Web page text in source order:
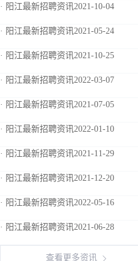
· 阳江最新招聘资讯2021-10-04
· 阳江最新招聘资讯2021-05-24
· 阳江最新招聘资讯2021-10-25
· 阳江最新招聘资讯2022-03-07
· 阳江最新招聘资讯2021-07-05
· 阳江最新招聘资讯2022-01-10
· 阳江最新招聘资讯2021-11-29
· 阳江最新招聘资讯2021-12-20
· 阳江最新招聘资讯2022-05-16
· 阳江最新招聘资讯2021-06-28
查看更多资讯